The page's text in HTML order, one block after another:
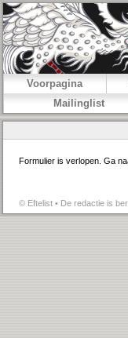
Voorpagina
Mailinglist
Formulier is verlopen. Ga
© Eftelist • De redactie is